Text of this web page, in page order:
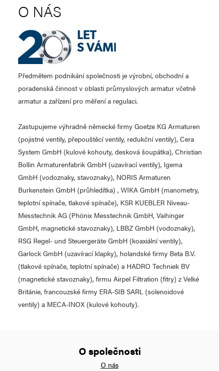
O NÁS
Předmětem podnikání společnosti je výrobní, obchodní a
poradenská činnost v oblasti průmyslových armatur včetně
armatur a zařízení pro měření a regulaci.
Zastupujeme výhradně německé firmy Goetze KG Armaturen
(pojistné ventily, přepouštěcí ventily, redukční ventily), Cera
System GmbH (kulové kohouty, desková šoupátka), Christian
Bollin Armaturenfabrik GmbH (uzavírací ventily), Igema
GmbH (vodoznaky, stavoznaky), NORIS Armaturen
Burkenstein GmbH (průhledítka) , WIKA GmbH (manometry,
teplotní spínače, tlakové spínače), KSR KUEBLER Niveau-
Messtechnik AG (Phönix Messtechnik GmbH, Vaihinger
GmbH, magnetické stavoznaky), LBBZ GmbH (vodoznaky),
RSG Regel- und Steuergeräte GmbH (koaxiální ventily),
Garlock GmbH (uzavírací klapky), holandské firmy Beta B.V.
(tlakové spínače, teplotní spínače) a HADRO Techniek BV
(magnetické stavoznaky), firmu Airpel Filtration (fitry) z Velké
Británie, francouzské firmy ERA-SIB SARL (solenoidové
ventily) a MECA-INOX (kulové kohouty).
O společnosti
O nás